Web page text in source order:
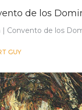
de los
Convento de los
GUY